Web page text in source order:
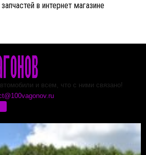
в интернет магазине
и всем, что с ними связано!